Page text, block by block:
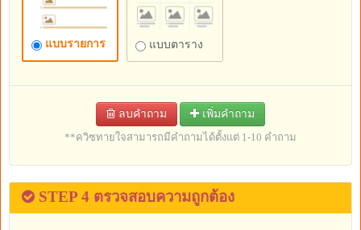
แบบรายการ แบบตาราง
ลบคำถาม
เพิ่มคำถาม
**ควิซทายใจสามารถมีคำถามได้ตั้งแต่ 1-10 คำถาม
STEP 4 ตรวจสอบความถูกต้อง